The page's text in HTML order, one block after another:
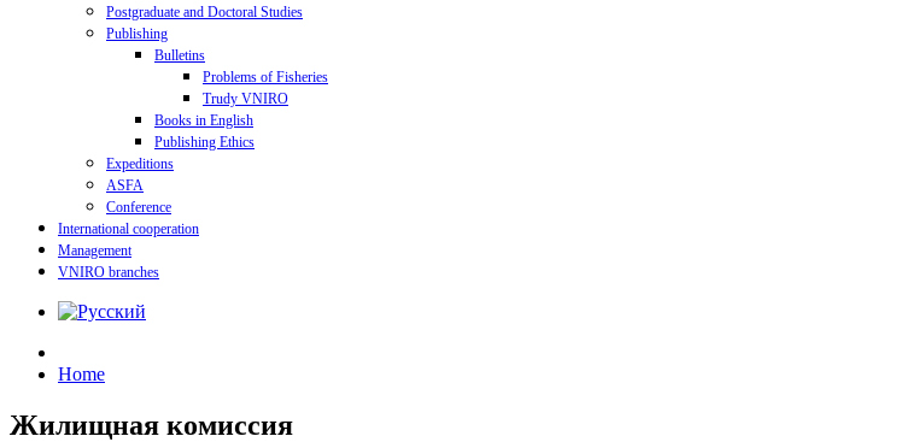
Postgraduate and Doctoral Studies
Publishing
Bulletins
Problems of Fisheries
Trudy VNIRO
Books in English
Publishing Ethics
Expeditions
ASFA
Conference
International cooperation
Management
VNIRO branches
Home
Жилищная комиссия